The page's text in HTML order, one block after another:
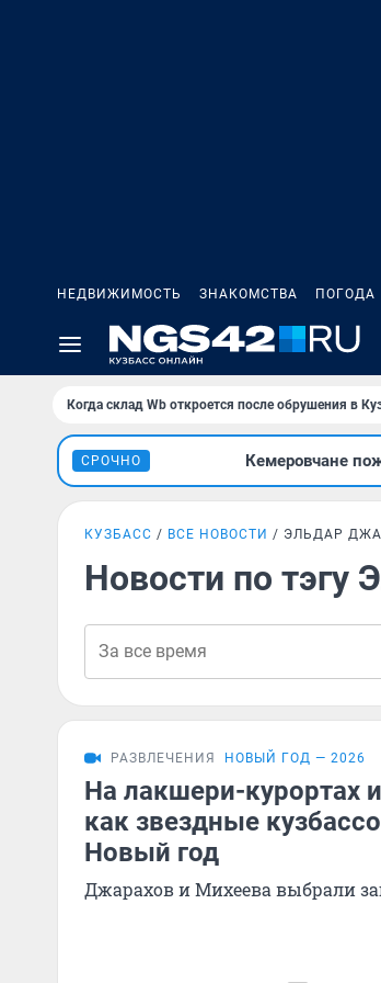
НЕДВИЖИМОСТЬ ЗНАКОМСТВА ПОГОДА
Когда склад Wb откроется после обрушения в
СРОЧНО Кемеровчане
КУЗБАСС ВСЕ НОВОСТИ ЭЛЬДАР
Новости по тэгу
РАЗВЛЕЧЕНИЯ НОВЫЙ ГОД — 2026
На лакшери-курортах
как звездные
Новый год
Джарахов и Михеева выбрали